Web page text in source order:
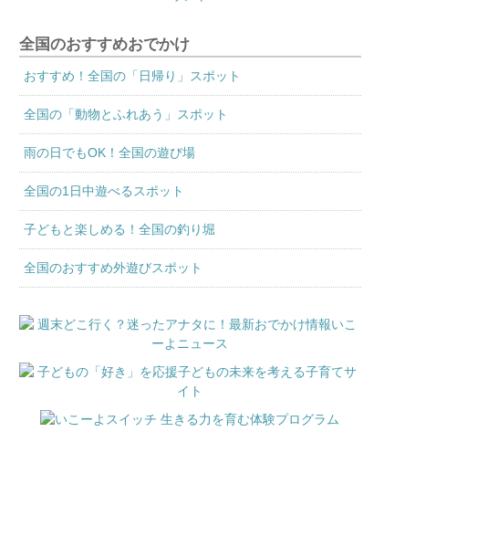
全国のおすすめおでかけ
おすすめ！全国の「日帰り」スポット
全国の「動物とふれあう」スポット
雨の日でもOK！全国の遊び場
全国の1日中遊べるスポット
子どもと楽しめる！全国の釣り堀
全国のおすすめ外遊びスポット